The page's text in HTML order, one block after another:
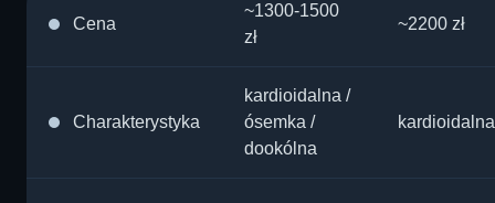
Cena
~1300-1500
zł
~2200 zł
Charakterystyka
kardioidalna /
ósemka /
dookólna
kardioidalna